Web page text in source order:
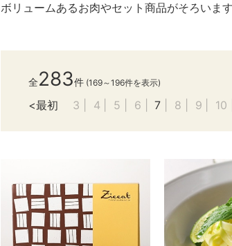
ボリュームあるお肉やセット商品がそろいます
全283件 (169～196件を表示)
最初 3 4 5 6 7 8 9 10